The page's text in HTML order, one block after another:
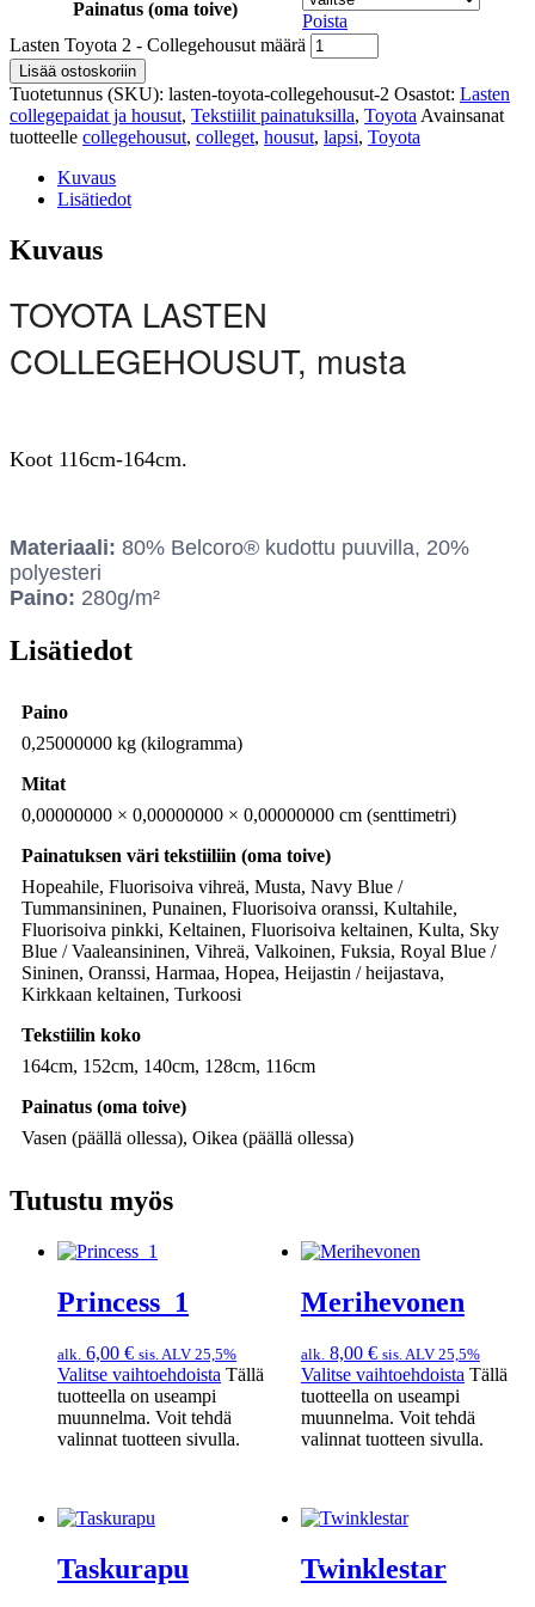
Painatus (oma toive)
Poista
Lasten Toyota 2 - Collegehousut määrä
Lisää ostoskoriin
Tuotetunnus (SKU): lasten-toyota-collegehousut-2 Osastot: Lasten
collegepaidat ja housut, Tekstiilit painatuksilla, Toyota Avainsanat
tuotteelle collegehousut, colleget, housut, lapsi, Toyota
Kuvaus
Lisätiedot
Kuvaus
TOYOTA LASTEN
COLLEGEHOUSUT, musta
Koot 116cm-164cm.
Materiaali: 80% Belcoro® kudottu puuvilla, 20%
polyesteri
Paino: 280g/m²
Lisätiedot
Paino
0,25000000 kg (kilogramma)
Mitat
0,00000000 × 0,00000000 × 0,00000000 cm (senttimetri)
Painatuksen väri tekstiiliin (oma toive)
Hopeahile, Fluorisoiva vihreä, Musta, Navy Blue /
Tummansininen, Punainen, Fluorisoiva oranssi, Kultahile,
Fluorisoiva pinkki, Keltainen, Fluorisoiva keltainen, Kulta, Sky
Blue / Vaaleansininen, Vihreä, Valkoinen, Fuksia, Royal Blue /
Sininen, Oranssi, Harmaa, Hopea, Heijastin / heijastava,
Kirkkaan keltainen, Turkoosi
Tekstiilin koko
164cm, 152cm, 140cm, 128cm, 116cm
Painatus (oma toive)
Vasen (päällä ollessa), Oikea (päällä ollessa)
Tutustu myös
Princess_1
alk. 6,00 € sis. ALV 25,5%
Valitse vaihtoehdoista Tällä
tuotteella on useampi
muunnelma. Voit tehdä
valinnat tuotteen sivulla.
Merihevonen
alk. 8,00 € sis. ALV 25,5%
Valitse vaihtoehdoista Tällä
tuotteella on useampi
muunnelma. Voit tehdä
valinnat tuotteen sivulla.
Taskurapu Twinklestar